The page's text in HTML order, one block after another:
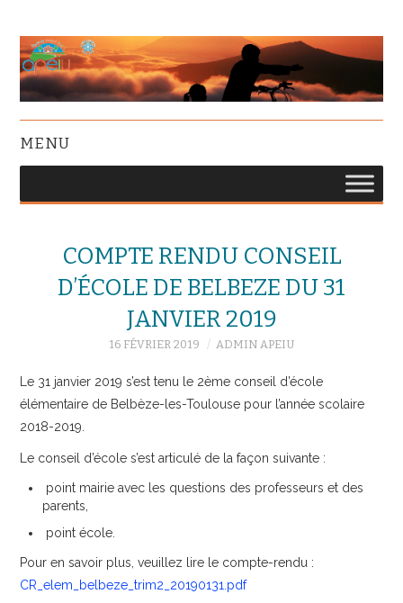
MENU
COMPTE RENDU CONSEIL
D’ÉCOLE DE BELBEZE DU 31
JANVIER 2019
16 FÉVRIER 2019 ADMIN APEIU
Le 31 janvier 2019 s’est tenu le 2ème conseil d’école
élémentaire de Belbèze-les-Toulouse pour l’année scolaire
2018-2019.
Le conseil d’école s’est articulé de la façon suivante :
point mairie avec les questions des professeurs et des
parents,
point école.
Pour en savoir plus, veuillez lire le compte-rendu :
CR_elem_belbeze_trim2_20190131.pdf